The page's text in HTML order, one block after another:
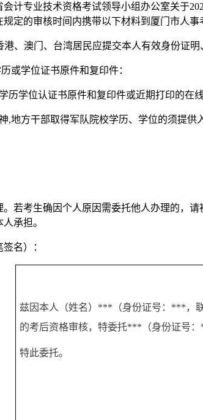
计专业技术资格考试领导小组办公室关于
定的审核时间内携带以下材料到厦门市人
、澳门、台湾居民应提交本人有效身份证明
或学位证书原件和复印件：
历学位认证书原件和复印件或近期打印的在线
神,地方干部取得军队院校学历、学位的须提
。若考生确因个人原因需委托他人办理的，
承担。
名）：
兹因本人（姓名）***（身份证号：***，
的考后资格审核，特委托***（身份证号
特此委托。